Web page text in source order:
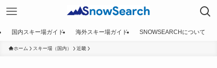
国内スキー場ガイド 海外スキー場ガイド SNOWSEARCHについて
ホーム スキー場（国内） 近畿